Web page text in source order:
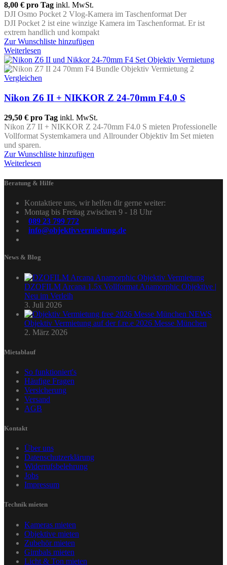
8,00 € pro Tag inkl. MwSt.
DJI Osmo Pocket 2 Vlog-Kamera im Taschenformat Der
DJI Pocket 2 ist eine winzige Kamera im Taschenformat. Er ist
extrem handlich und kompakt
Zur Wunschliste hinzufügen
Weiterlesen
Vergleichen
Nikon Z6 II + NIKKOR Z 24-70mm F4.0 S
29,50 € pro Tag inkl. MwSt.
Nikon Z7 II + NIKKOR Z 24-70mm F4.0 S mieten Professionelle
Vollformat Systemkamera und Allrounder Objektiv Im Set mieten
und sparen.
Zur Wunschliste hinzufügen
Weiterlesen
Beratung & Hilfe
Kontaktiere uns, wir helfen dir gerne weiter:
Montag bis Freitag zwischen 9 - 18 Uhr
089 23 799 772
info@objektivvermietung.de
News & Blog
DZOFILM Arcana 1.5x Vollformat Anamorphic Objektive |
Neu im Verleih
3. Juli 2026
Objektiv Vermietung auf der f.re.e 2026 Messe München
2. März 2026
Mietablauf
So funktioniert's
Häufige Fragen
Versicherung
Versand
AGB
Kontakt
Über uns
Datenschutzerklärung
Widerrufsbelehrung
Jobs
Impressum
Technik mieten
Kameras mieten
Objektive mieten
Zubehör mieten
Gimbals mieten
Licht & Ton mieten